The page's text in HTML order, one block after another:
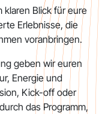
klaren Blick für eure
Erlebnisse, die
voranbringen.
geben wir euren
Energie und
Kick-off oder
das Programm,